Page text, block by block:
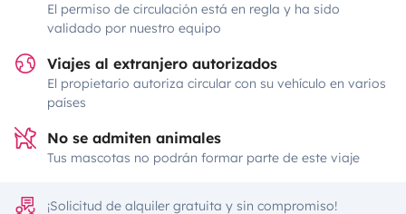
El permiso de circulación está en regla y ha sido
validado por nuestro equipo
Viajes al extranjero autorizados
El propietario autoriza circular con su vehículo en varios
países
No se admiten animales
Tus mascotas no podrán formar parte de este viaje
¡Solicitud de alquiler gratuita y sin compromiso!